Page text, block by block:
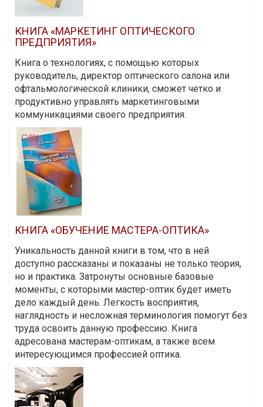
КНИГА «МАРКЕТИНГ ОПТИЧЕСКОГО
ПРЕДПРИЯТИЯ»
Книга о технологиях, с помощью которых
руководитель, директор оптического салона или
офтальмологической клиники, сможет четко и
продуктивно управлять маркетинговыми
коммуникациями своего предприятия.
КНИГА «ОБУЧЕНИЕ МАСТЕРА-ОПТИКА»
Уникальность данной книги в том, что в ней
доступно рассказаны и показаны не только теория,
но и практика. Затронуты основные базовые
моменты, с которыми мастер-оптик будет иметь
дело каждый день. Легкость восприятия,
наглядность и несложная терминология помогут без
труда освоить данную профессию. Книга
адресована мастерам-оптикам, а также всем
интересующимся профессией оптика.